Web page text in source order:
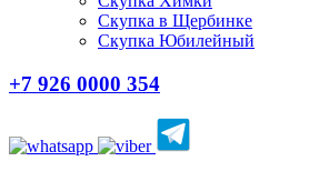
Скупка в Щербинке
Скупка Юбилейный
+7 926 0000 354